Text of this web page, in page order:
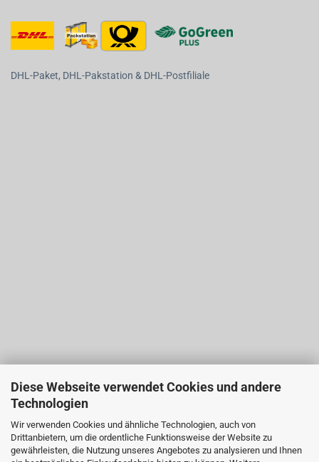
Diese Webseite verwendet Cookies und andere
Technologien
Wir verwenden Cookies und ähnliche Technologien, auch von
Drittanbietern, um die ordentliche Funktionsweise der Website zu
gewährleisten, die Nutzung unseres Angebotes zu analysieren und Ihnen
DHL-Paket, DHL-Pakstation & DHL-Postfiliale